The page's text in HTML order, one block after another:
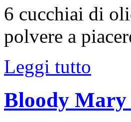
6 cucchiai di
polvere a
Leggi tutto
Bloody Mary